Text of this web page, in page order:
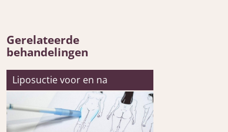
Gerelateerde
behandelingen
Liposuctie voor en na